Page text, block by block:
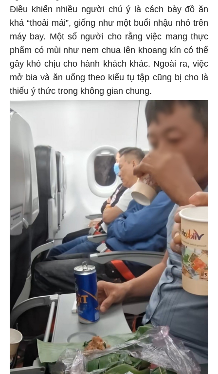
Điều khiến nhiều người chú ý là cách bày đồ ăn
khá “thoải mái”, giống như một buổi nhậu nhỏ trên
máy bay. Một số người cho rằng việc mang thực
phẩm có mùi như nem chua lên khoang kín có thể
gây khó chịu cho hành khách khác. Ngoài ra, việc
mở bia và ăn uống theo kiểu tụ tập cũng bị cho là
thiếu ý thức trong không gian chung.